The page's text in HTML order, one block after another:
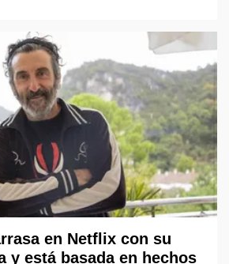
en Netflix con su
y está basada en hechos